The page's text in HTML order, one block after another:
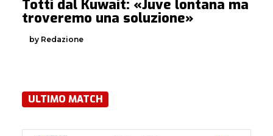
Totti dal Kuwait: «Juve lontana ma
troveremo una soluzione»
by Redazione
ULTIMO MATCH